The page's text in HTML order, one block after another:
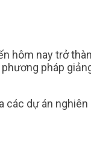
hôm nay trở
pháp
dự án